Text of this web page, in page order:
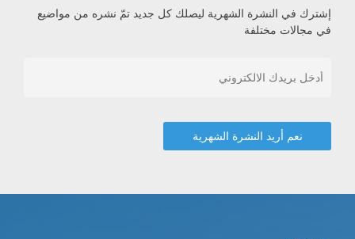
إشترك في النشرة الشهرية ليصلك كل جديد تمّ نشره من مواضيع
في مجالات مختلفة